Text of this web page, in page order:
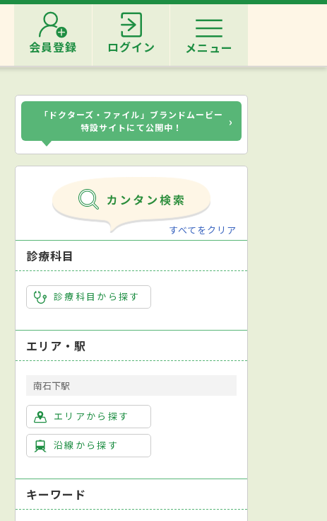
会員登録 ログイン メニュー
美容外科 皮膚科
「ドクターズ・ファイル」ブランドムービー
特設サイトにて公開中！
›
すべてをクリア
診療科目
診療科目から探す
エリア・駅
南石下駅
エリアから探す
沿線から探す
キーワード